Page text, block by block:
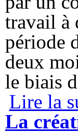
travail à
période
deux
le biais
Lire la
La